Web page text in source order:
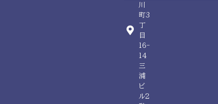
川
町3
丁
目
16-
14
三
浦
ビ
ル2